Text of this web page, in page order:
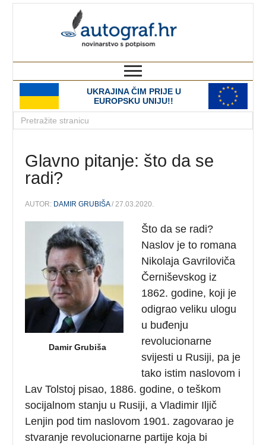
UKRAJINA ČIM PRIJE U
EUROPSKU UNIJU!!
Glavno pitanje: što da se
radi?
AUTOR: DAMIR GRUBIŠA/ 27.03.2020.
Damir Grubiša
Što da se radi?
Naslov je to romana
Nikolaja Gavriloviča
Černiševskog iz
1862. godine, koji je
odigrao veliku ulogu
u buđenju
revolucionarne
svijesti u Rusiji, pa je
tako istim naslovom i
Lav Tolstoj pisao, 1886. godine, o teškom
socijalnom stanju u Rusiji, a Vladimir Iljič
Lenjin pod tim naslovom 1901. zagovarao je
stvaranje revolucionarne partije koja bi